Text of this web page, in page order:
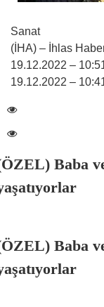
Sanat
(İHA) – İhlas Haber
19.12.2022 –
19.12.2022 –
Baba
Baba